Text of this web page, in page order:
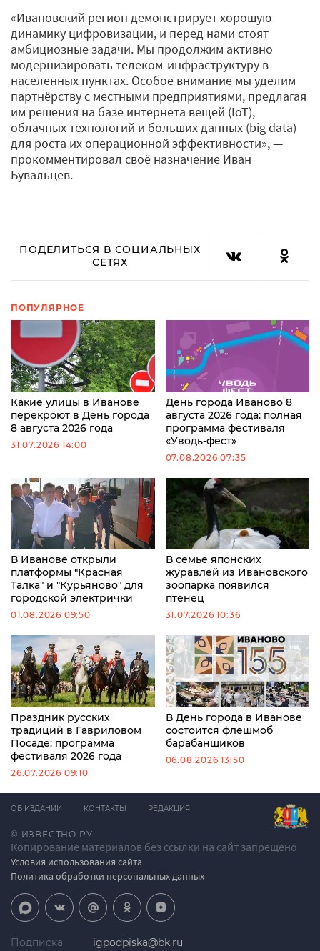
«Ивановский регион демонстрирует хорошую
динамику цифровизации, и перед нами стоят
амбициозные задачи. Мы продолжим активно
модернизировать телеком-инфраструктуру в
населенных пунктах. Особое внимание мы уделим
партнёрству с местными предприятиями, предлагая
им решения на базе интернета вещей (IoT),
облачных технологий и больших данных (big data)
для роста их операционной эффективности», —
прокомментировал своё назначение Иван
Бувальцев.
ПОДЕЛИТЬСЯ В СОЦИАЛЬНЫХ
СЕТЯХ
ПОПУЛЯРНОЕ
Какие улицы в Иванове
перекроют в День города
8 августа 2026 года
31.07.2026 14:00
День города Иваново 8
августа 2026 года: полная
программа фестиваля
«Уводь-фест»
07.08.2026 07:35
В Иванове открыли
платформы "Красная
Талка" и "Курьяново" для
городской электрички
01.08.2026 09:50
В семье японских
журавлей из Ивановского
зоопарка появился
птенец
31.07.2026 10:36
Праздник русских
традиций в Гавриловом
Посаде: программа
фестиваля 2026 года
26.07.2026 09:10
В День города в Иванове
состоится флешмоб
барабанщиков
06.08.2026 13:50
© ИЗВЕСТНО.РУ
Копирование материалов без ссылки на сайт запрещено
Условия использования сайта
Политика обработки персональных данных
ОБ ИЗДАНИИ КОНТАКТЫ РЕДАКЦИЯ
Подписка igpodpiska@bk.ru